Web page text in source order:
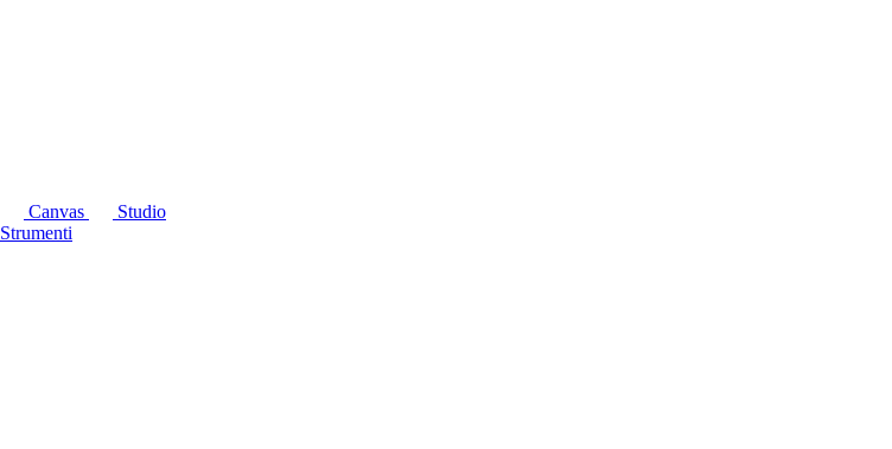
Canvas
Studio
Strumenti